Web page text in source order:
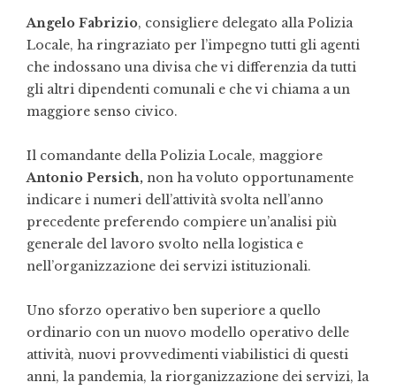
Angelo Fabrizio, consigliere delegato alla Polizia
Locale, ha ringraziato per l’impegno tutti gli agenti
che indossano una divisa che vi differenzia da tutti
gli altri dipendenti comunali e che vi chiama a un
maggiore senso civico.
Il comandante della Polizia Locale, maggiore
Antonio Persich, non ha voluto opportunamente
indicare i numeri dell’attività svolta nell’anno
precedente preferendo compiere un’analisi più
generale del lavoro svolto nella logistica e
nell’organizzazione dei servizi istituzionali.
Uno sforzo operativo ben superiore a quello
ordinario con un nuovo modello operativo delle
attività, nuovi provvedimenti viabilistici di questi
anni, la pandemia, la riorganizzazione dei servizi, la